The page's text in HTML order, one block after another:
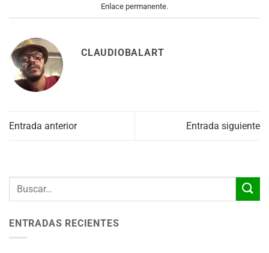
Enlace permanente.
CLAUDIOBALART
Entrada anterior Entrada siguiente
ENTRADAS RECIENTES